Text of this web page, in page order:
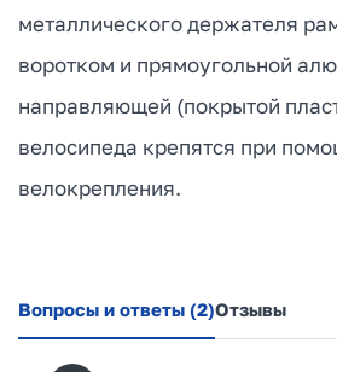
металлического держателя
воротком и прямоугольной
направляющей (покрытой
велосипеда крепятся при
велокрепления.
Вопросы и ответы (2)Отзывы